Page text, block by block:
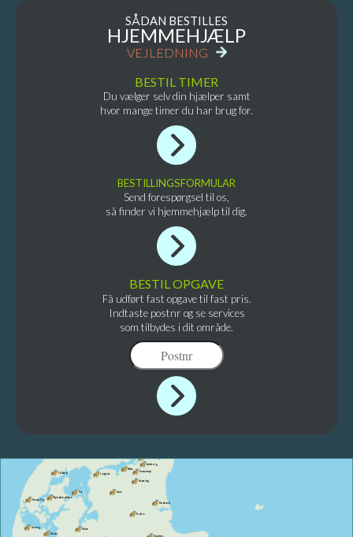
SÅDAN BESTILLES
HJEMMEHJÆLP
VEJLEDNING
BESTIL TIMER
Du vælger selv din hjælper samt
hvor mange timer du har brug for.
BESTILLINGSFORMULAR
Send forespørgsel til os,
så finder vi hjemmehjælp til dig.
BESTIL OPGAVE
Få udført fast opgave til fast pris.
Indtaste postnr og se services
som tilbydes i dit område.
Aalborg
Aars
Frederikshavn
Fur
Hadsund
Hobro
Hurup Thy
Lemvig
Løgstør
Nibe
Nykøbing Mors
Skagen
Skive
Struer
Støvring
Svenstrup
Thisted